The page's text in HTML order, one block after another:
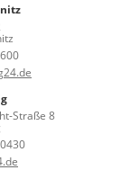
Straße 8